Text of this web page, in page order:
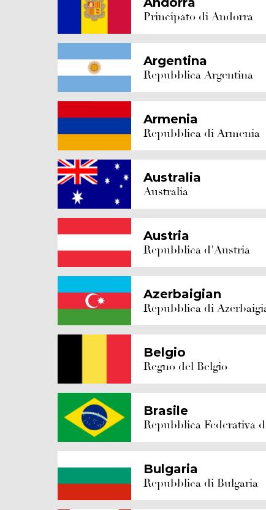
Principato di Andorra
Argentina
Repubblica Argentina
Armenia
Repubblica di Armenia
Australia
Australia
Austria
Repubblica d'Austria
Azerbaigian
Repubblica di
Belgio
Regno del Belgio
Brasile
Repubblica Federativa
Bulgaria
Repubblica di Bulgaria